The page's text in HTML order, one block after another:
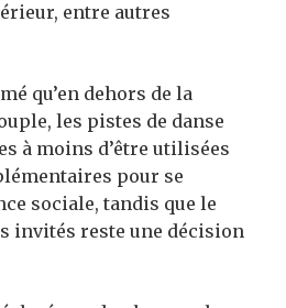
entre autres
qu’en dehors de la
les pistes de danse
à moins d’être utilisées
pour se
sociale, tandis que le
invités reste une décision